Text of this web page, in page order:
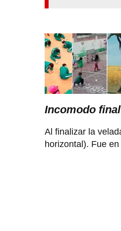
Incomodo final
Al finalizar la
horizontal). Fue